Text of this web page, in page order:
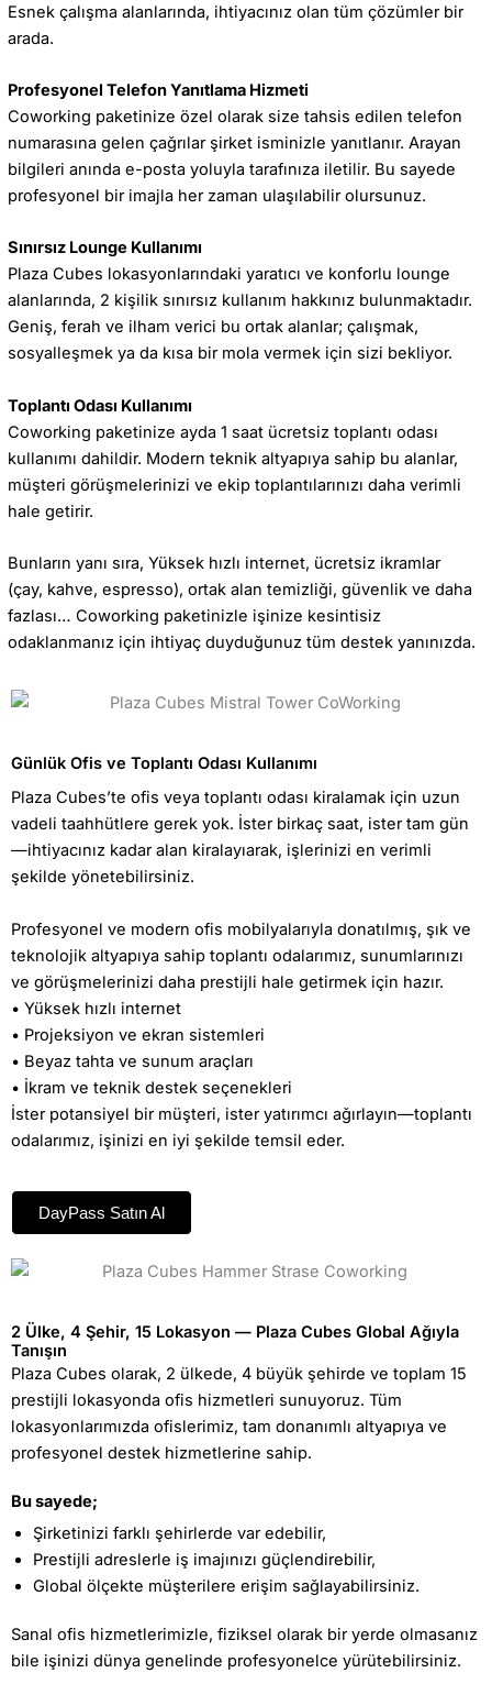
Esnek çalışma alanlarında, ihtiyacınız olan tüm çözümler bir
arada.
Profesyonel Telefon Yanıtlama Hizmeti
Coworking paketinize özel olarak size tahsis edilen telefon
numarasına gelen çağrılar şirket isminizle yanıtlanır. Arayan
bilgileri anında e-posta yoluyla tarafınıza iletilir. Bu sayede
profesyonel bir imajla her zaman ulaşılabilir olursunuz.
Sınırsız Lounge Kullanımı
Plaza Cubes lokasyonlarındaki yaratıcı ve konforlu lounge
alanlarında, 2 kişilik sınırsız kullanım hakkınız bulunmaktadır.
Geniş, ferah ve ilham verici bu ortak alanlar; çalışmak,
sosyalleşmek ya da kısa bir mola vermek için sizi bekliyor.
Toplantı Odası Kullanımı
Coworking paketinize ayda 1 saat ücretsiz toplantı odası
kullanımı dahildir. Modern teknik altyapıya sahip bu alanlar,
müşteri görüşmelerinizi ve ekip toplantılarınızı daha verimli
hale getirir.
Bunların yanı sıra, Yüksek hızlı internet, ücretsiz ikramlar
(çay, kahve, espresso), ortak alan temizliği, güvenlik ve daha
fazlası… Coworking paketinizle işinize kesintisiz
odaklanmanız için ihtiyaç duyduğunuz tüm destek yanınızda.
Günlük Ofis ve Toplantı Odası Kullanımı
Plaza Cubes’te ofis veya toplantı odası kiralamak için uzun
vadeli taahhütlere gerek yok. İster birkaç saat, ister tam gün
—ihtiyacınız kadar alan kiralayıarak, işlerinizi en verimli
şekilde yönetebilirsiniz.
Profesyonel ve modern ofis mobilyalarıyla donatılmış, şık ve
teknolojik altyapıya sahip toplantı odalarımız, sunumlarınızı
ve görüşmelerinizi daha prestijli hale getirmek için hazır.
• Yüksek hızlı internet
• Projeksiyon ve ekran sistemleri
• Beyaz tahta ve sunum araçları
• İkram ve teknik destek seçenekleri
İster potansiyel bir müşteri, ister yatırımcı ağırlayın—toplantı
odalarımız, işinizi en iyi şekilde temsil eder.
DayPass Satın Al
2 Ülke, 4 Şehir, 15 Lokasyon — Plaza Cubes Global Ağıyla
Tanışın
Plaza Cubes olarak, 2 ülkede, 4 büyük şehirde ve toplam 15
prestijli lokasyonda ofis hizmetleri sunuyoruz. Tüm
lokasyonlarımızda ofislerimiz, tam donanımlı altyapıya ve
profesyonel destek hizmetlerine sahip.
Bu sayede;
Şirketinizi farklı şehirlerde var edebilir,
Prestijli adreslerle iş imajınızı güçlendirebilir,
Global ölçekte müşterilere erişim sağlayabilirsiniz.
Sanal ofis hizmetlerimizle, fiziksel olarak bir yerde olmasanız
bile işinizi dünya genelinde profesyonelce yürütebilirsiniz.